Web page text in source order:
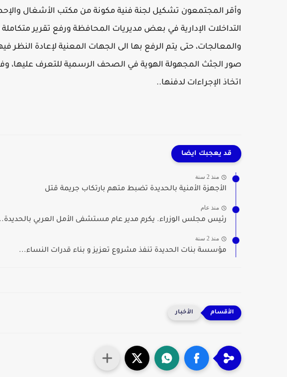
وأقر المجتمعون تشكيل لجنة فنية مكونة من مكتب الأشغال
التداخلات الإدارية في بعض مديريات المحافظة ورفع تقرير
والمعالجات، حتى يتم الرفع بها الى الجهات المعنية لإعادة
صور الجثث المجهولة الهوية في الصحف الرسمية للتعرف عليها،
اتخاذ الإجراءات لدفنها..
قد يعجبك ايضا
منذ 2 سنة
الأجهزة الأمنية بالحديدة تضبط متهم بارتكاب جريمة قتل
منذ عام
رئيس مجلس الوزراء. يكرم مدير عام مستشفى الأمل العربي
منذ 2 سنة
مؤسسة بنات الحديدة تنفذ مشروع تعزيز و بناء قدرات النساء...
الأخبار